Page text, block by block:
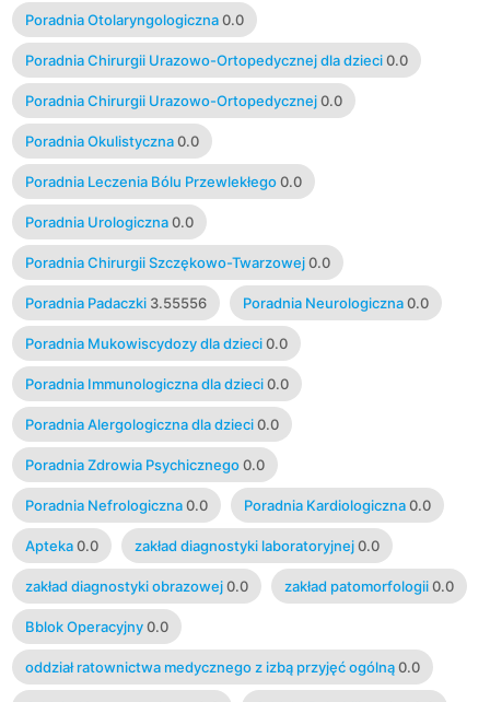
0.0
Poradnia Otolaryngologiczna 0.0
Poradnia Chirurgii Urazowo-Ortopedycznej dla dzieci 0.0
Poradnia Chirurgii Urazowo-Ortopedycznej 0.0
Poradnia Okulistyczna 0.0
Poradnia Leczenia Bólu Przewlekłego 0.0
Poradnia Urologiczna 0.0
Poradnia Chirurgii Szczękowo-Twarzowej 0.0
Poradnia Padaczki 3.55556 Poradnia Neurologiczna 0.0
Poradnia Mukowiscydozy dla dzieci 0.0
Poradnia Immunologiczna dla dzieci 0.0
Poradnia Alergologiczna dla dzieci 0.0
Poradnia Zdrowia Psychicznego 0.0
Poradnia Nefrologiczna 0.0 Poradnia Kardiologiczna 0.0
Apteka 0.0 zakład diagnostyki laboratoryjnej 0.0
zakład diagnostyki obrazowej 0.0 zakład patomorfologii 0.0
Bblok Operacyjny 0.0
oddział ratownictwa medycznego z izbą przyjęć ogólną 0.0